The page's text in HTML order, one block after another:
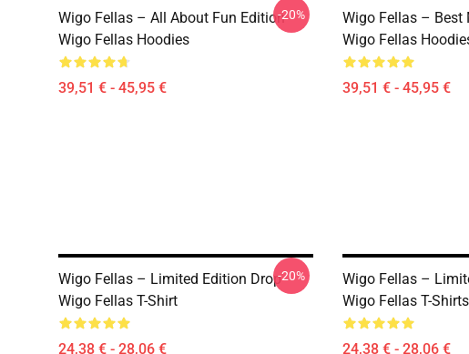
Wigo Fellas – All About Fun Edition
Wigo Fellas Hoodies
39,51 € - 45,95 €
-20%
Wigo Fellas – Best
Wigo Fellas
39,51 € - 45,95 €
Wigo Fellas – Limited Edition Drop
Wigo Fellas T-Shirt
24,38 € - 28,06 €
-20%
Wigo Fellas –
Wigo Fellas T-Shirts
24,38 € - 28,06 €